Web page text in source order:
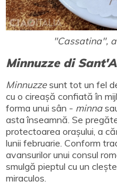
"Cassatina",
Minnuzze di
Minnuzzesunt tot un fel
cu o cireașă confiată în
forma unui sân - minna
asta înseamnă. Se
protectoarea orașului, a
lunii februarie. Conform
avansurilor unui consul
smulgă pieptul cu un
miraculos.